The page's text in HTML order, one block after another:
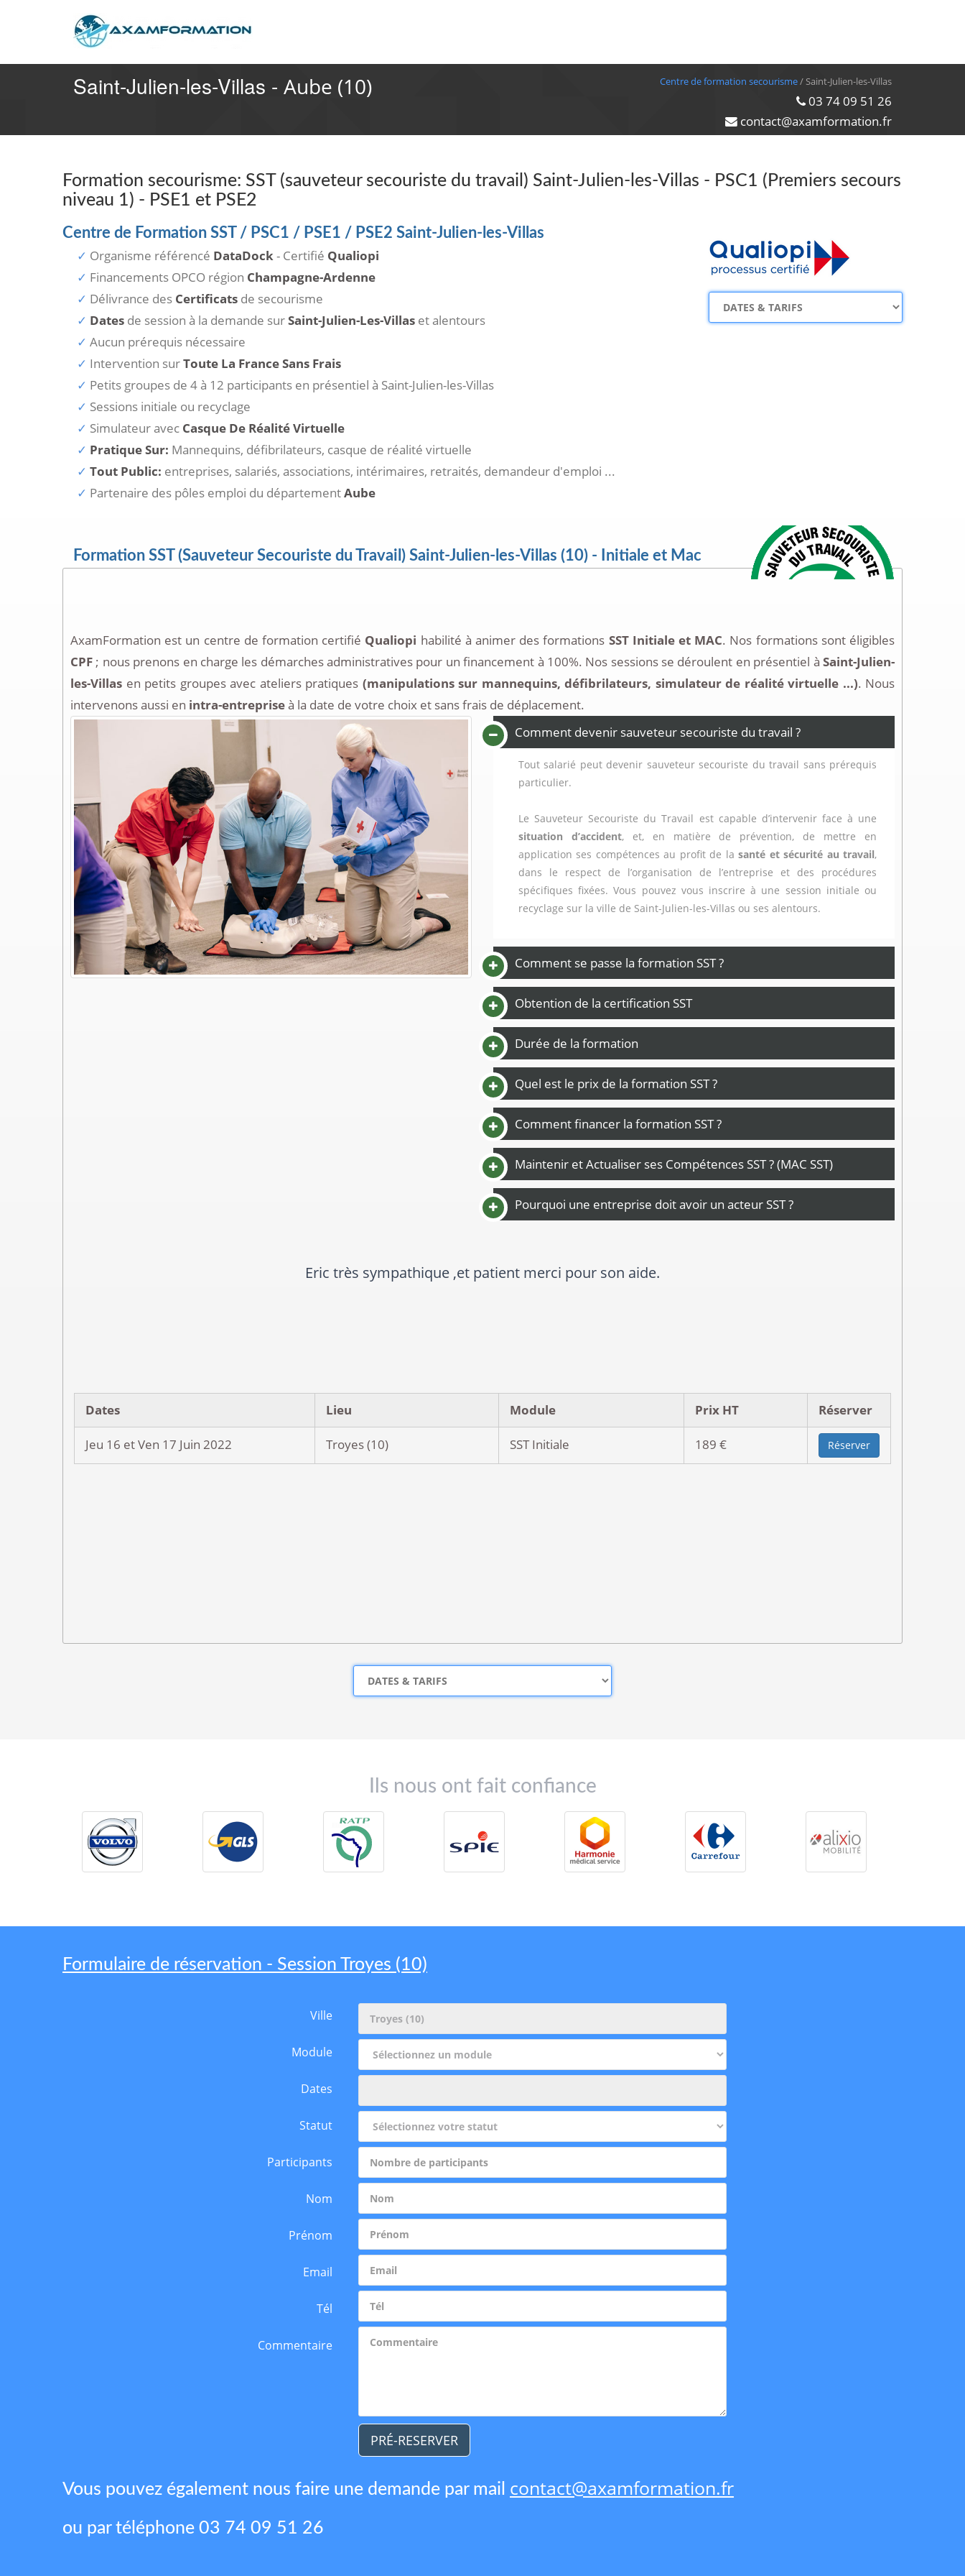
Saint-Julien-les-Villas - Aube (10) Centre de formation secourisme/ Saint-Julien-les-Villas
03 74 09 51 26
contact@axamformation.fr
Formation secourisme: SST (sauveteur secouriste du travail) Saint-Julien-les-Villas - PSC1 (Premiers secours
niveau 1) - PSE1 et PSE2
Centre de Formation SST / PSC1 / PSE1 / PSE2 Saint-Julien-les-Villas
Organisme référencé DataDock- Certifié Qualiopi
Financements OPCO région Champagne-Ardenne
Délivrance des Certificats de secourisme
Dates de session à la demande surSaint-Julien-Les-Villas et alentours
Aucun prérequis nécessaire
Intervention surToute La France Sans Frais
Petits groupes de 4 à 12 participants en présentiel à Saint-Julien-les-Villas
Sessions initiale ou recyclage
Simulateur avec Casque De Réalité Virtuelle
Pratique Sur: Mannequins, défibrilateurs, casque de réalité virtuelle
Tout Public: entreprises, salariés, associations, intérimaires, retraités, demandeur d'emploi ...
Partenaire des pôles emploi du départementAube
Formation SST (Sauveteur Secouriste du Travail) Saint-Julien-les-Villas (10) - Initiale et Mac
AxamFormation est un centre de formation certifié Qualiopi habilité à animer des formations SST Initiale et MAC. Nos formations sont éligibles
CPF ; nous prenons en charge les démarches administratives pour un financement à 100%. Nos sessions se déroulent en présentiel à Saint-Julien-
les-Villas en petits groupes avec ateliers pratiques (manipulations sur mannequins, défibrilateurs, simulateur de réalité virtuelle ...). Nous
intervenons aussi en intra-entrepriseà la date de votre choix et sans frais de déplacement.
Comment devenir sauveteur secouriste du travail ?
Tout salarié peut devenir sauveteur secouriste du travail sans prérequis
particulier.
Le Sauveteur Secouriste du Travail est capable d’intervenir face à une
situation d’accident, et, en matière de prévention, de mettre en
application ses compétences au profit de lasanté et sécurité au travail,
dans le respect de l’organisation de l’entreprise et des procédures
spécifiques fixées. Vous pouvez vous inscrire à une session initiale ou
recyclage sur la ville de Saint-Julien-les-Villas ou ses alentours.
Comment se passe la formation SST ?
Obtention de la certification SST
Durée de la formation
Quel est le prix de la formation SST ?
Comment financer la formation SST ?
Maintenir et Actualiser ses Compétences SST ? (MAC SST)
Pourquoi une entreprise doit avoir un acteur SST ?
TRES BONNE FORMATION
Dates Lieu Module Prix HT Réserver
Jeu 16 et Ven 17 Juin 2022 Troyes (10) SST Initiale 189 € Réserver
Ils nous ont fait confiance
Formulaire de réservation - Session Troyes (10)
Ville
Module
Dates
Statut
Participants
Nom
Prénom
Email
Tél
Commentaire
PRÉ-RESERVER
Vous pouvez également nous faire une demande par mail contact@axamformation.fr
ou par téléphone 03 74 09 51 26